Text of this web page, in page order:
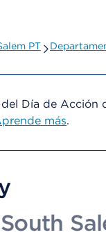
PT
Día de Acción
más.